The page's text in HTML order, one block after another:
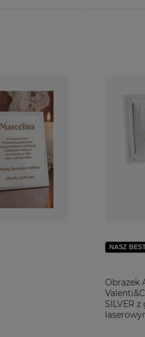
NASZ
Obrazek
SILVER